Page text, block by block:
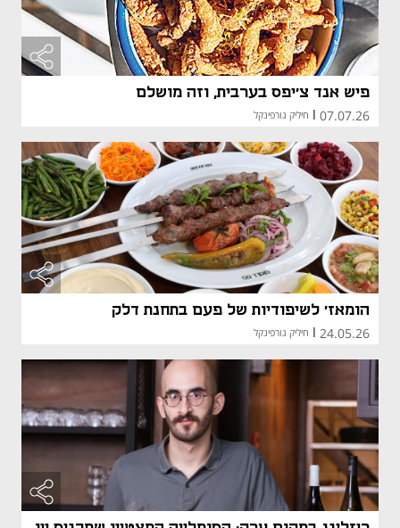
פיש אנד צ'יפס בערבית, וזה מושלם
07.07.26 חיליק גורפינקל
הומאז' לשיפודיות של פעם בתחנת דלק
24.05.26 חיליק גורפינקל